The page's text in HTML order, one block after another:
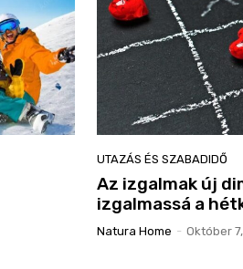
UTAZÁS ÉS SZABADIDŐ
Az izgalmak új
izgalmassá a
Natura Home - Október